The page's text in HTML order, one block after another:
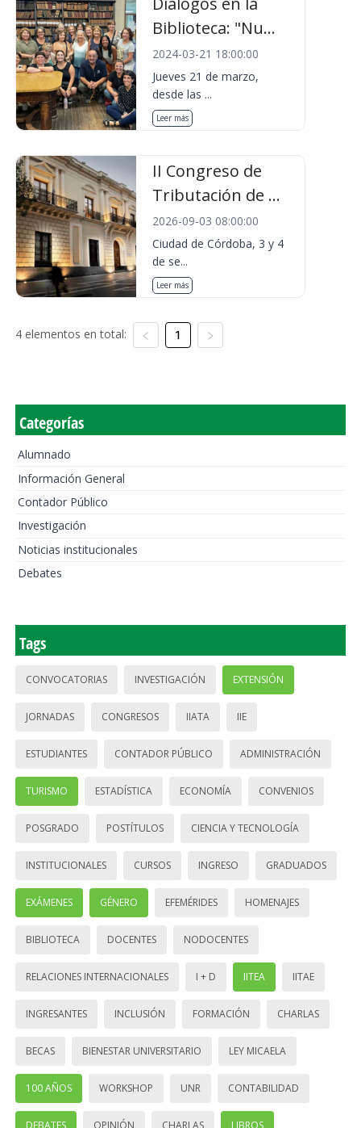
Biblioteca: "Nu...
2024-03-21 18:00:00
Jueves 21 de marzo,
desde las ...
Leer más
II Congreso de
Tributación de ...
2026-09-03 08:00:00
Ciudad de Córdoba, 3 y 4
de se...
Leer más
4 elementos en total: 1
Categorías
Alumnado
Información General
Contador Público
Investigación
Noticias institucionales
Debates
Tags
CONVOCATORIAS INVESTIGACIÓN EXTENSIÓN
JORNADAS CONGRESOS IIATA IIE
ESTUDIANTES CONTADOR PÚBLICO ADMINISTRACIÓN
TURISMO ESTADÍSTICA ECONOMÍA CONVENIOS
POSGRADO POSTÍTULOS CIENCIA Y TECNOLOGÍA
INSTITUCIONALES CURSOS INGRESO GRADUADOS
EXÁMENES GÉNERO EFEMÉRIDES HOMENAJES
BIBLIOTECA DOCENTES NODOCENTES
RELACIONES INTERNACIONALES I + D IITEA IITAE
INGRESANTES INCLUSIÓN FORMACIÓN CHARLAS
BECAS BIENESTAR UNIVERSITARIO LEY MICAELA
100 AÑOS WORKSHOP UNR CONTABILIDAD